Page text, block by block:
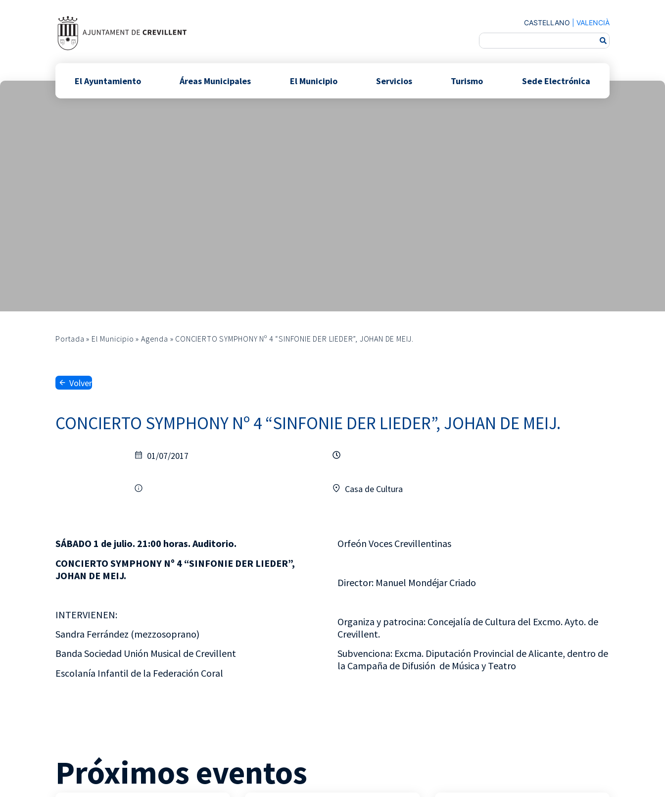
CASTELLANO VALENCIÀ
El Ayuntamiento Áreas Municipales El Municipio Servicios Turismo Sede Electrónica
Portada » El Municipio »Agenda » CONCIERTO SYMPHONY Nº 4 “SINFONIE DER LIEDER”, JOHAN DE MEIJ.
Volver
CONCIERTO SYMPHONY Nº 4 “SINFONIE DER LIEDER”, JOHAN DE MEIJ.
01/07/2017
Casa de Cultura
SÁBADO 1 de julio. 21:00 horas. Auditorio.
CONCIERTO SYMPHONY Nº 4 “SINFONIE DER LIEDER”,
JOHAN DE MEIJ.
INTERVIENEN:
Sandra Ferrández (mezzosoprano)
Banda Sociedad Unión Musical de Crevillent
Escolanía Infantil de la Federación Coral
Orfeón Voces Crevillentinas
Director: Manuel Mondéjar Criado
Organiza y patrocina: Concejalía de Cultura del Excmo. Ayto. de
Crevillent.
Subvenciona: Excma. Diputación Provincial de Alicante, dentro de
la Campaña de Difusión de Música y Teatro
Próximos eventos